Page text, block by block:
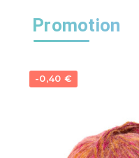
Promotion
-0,40 €